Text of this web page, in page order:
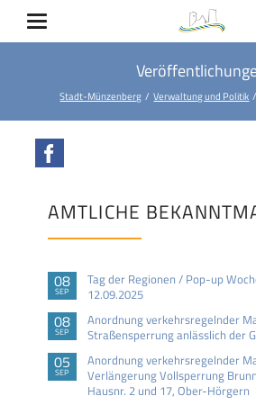
Stadt-Münzenberg Verwaltung und Politik
AMTLICHE
08
SEP
Tag der Regionen / Pop-up
12.09.2025
08
SEP
Anordnung verkehrsregelnder
Straßensperrung anlässlich der
05
SEP
Anordnung verkehrsregelnder
Verlängerung Vollsperrung
Hausnr. 2 und 17, Ober-Hörgern